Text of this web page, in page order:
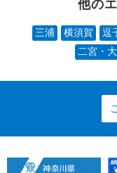
他の
三浦 横須賀 逗
二宮・